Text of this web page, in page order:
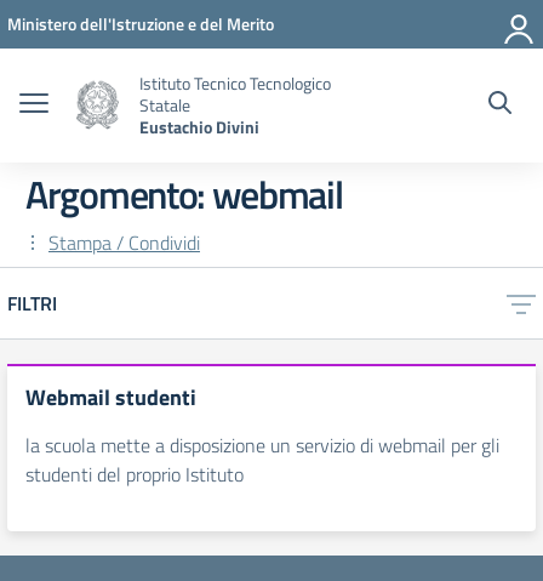
Vai ai contenuti
Vai al menu di navigazione
Vai al footer
Ministero dell'Istruzione e del Merito
Istituto Tecnico Tecnologico
Statale
Eustachio Divini
Argomento: webmail
Stampa / Condividi
FILTRI
Webmail studenti
la scuola mette a disposizione un servizio di webmail per gli
studenti del proprio Istituto